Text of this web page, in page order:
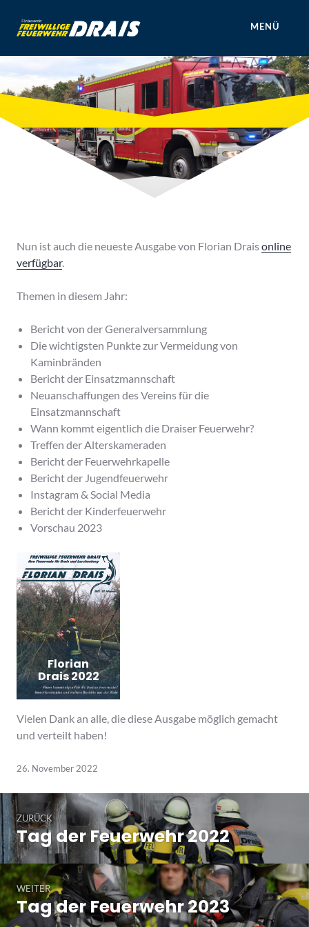
Inhalt
springen
Förderverein Freiwillige Feuerwehr
Mainz Drais e.V.
MENÜ
Nun ist auch die neueste Ausgabe von Florian Draisonline
verfügbar.
Themen in diesem Jahr:
Bericht von der Generalversammlung
Die wichtigsten Punkte zur Vermeidung von
Kaminbränden
Bericht der Einsatzmannschaft
Neuanschaffungen des Vereins für die
Einsatzmannschaft
Wann kommt eigentlich die Draiser Feuerwehr?
Treffen der Alterskameraden
Bericht der Feuerwehrkapelle
Bericht der Jugendfeuerwehr
Instagram & Social Media
Bericht der Kinderfeuerwehr
Vorschau 2023
Florian
Drais 2022
Vielen Dank an alle, die diese Ausgabe möglich gemacht
und verteilt haben!
26. November 2022
Beitragsnavigation
ZURÜCK
Vorheriger
Beitrag:
Tag der Feuerwehr 2022
WEITER
Nächster
Beitrag:
Tag der Feuerwehr 2023